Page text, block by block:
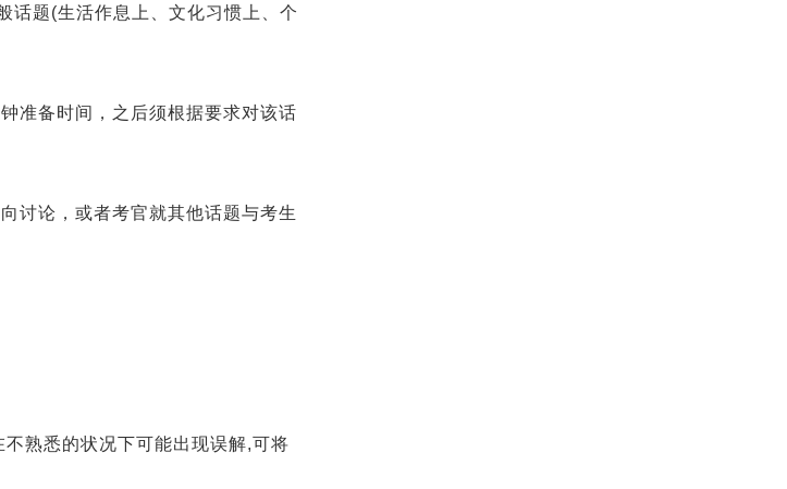
话题(生活作息上、文化习惯上、个
准备时间，之后须根据要求对该话
讨论，或者考官就其他话题与考生
熟悉的状况下可能出现误解,可将